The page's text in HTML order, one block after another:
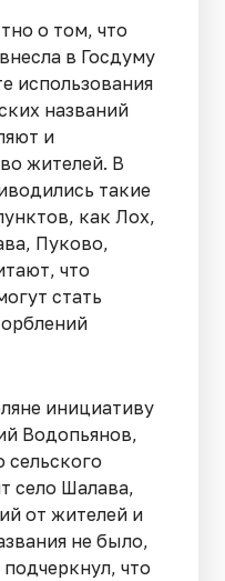
о том, что
в Госдуму
использования
названий
и
жителей. В
такие
как Лох,
Пуково,
что
стать
инициативу
Водопьянов,
сельского
село Шалава,
от жителей и
не было,
что